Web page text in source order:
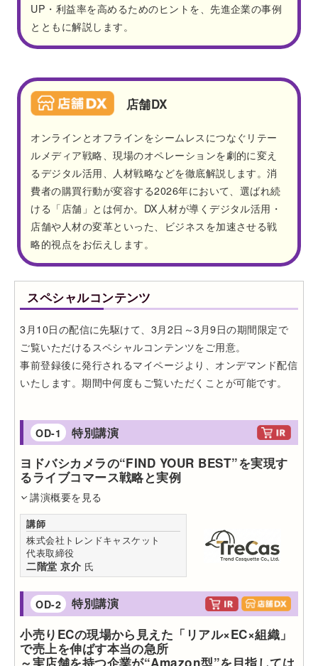
UP・利益率を高めるためのヒントを、先進企業の事例
とともに解説します。
店舗DX
オンラインとオフラインをシームレスにつなぐリテー
ルメディア戦略、現場のオペレーションを劇的に変え
るデジタル活用、人材戦略などを徹底解説します。消
費者の購買行動が変容する2026年において、選ばれ続
ける「店舗」とは何か。DX人材が導くデジタル活用・
店舗や人材の変革といった、ビジネスを加速させる戦
略的視点をお伝えします。
スペシャルコンテンツ
3月10日の配信に先駆けて、3月2日～3月9日の期間限定で
ご覧いただけるスペシャルコンテンツをご用意。
事前登録後に発行されるマイページより、オンデマンド配信
いたします。期間中何度もご覧いただくことが可能です。
OD-1 特別講演
ヨドバシカメラの“FIND YOUR BEST”を実現す
るライブコマース戦略と実例
講演概要を見る
講師
株式会社トレンドキャスケット
代表取締役
二階堂 京介 氏
OD-2 特別講演
小売りECの現場から見えた「リアル×EC×組織」
で売上を伸ばす本当の急所
～実店舗を持つ企業が“Amazon型”を目指しては